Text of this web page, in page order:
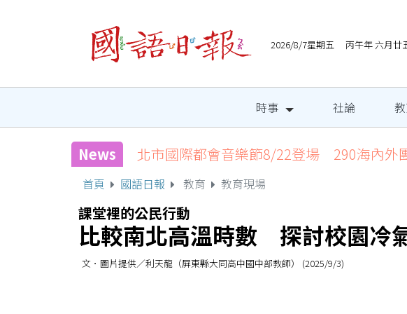
2026/8/7星期五 丙午年 六月廿
時事 社論
News 北市國際都會音樂節8/22登場 290海內外
首頁 國語日報 教育 教育現場
課堂裡的公民行動
比較南北高溫時數 探討校園冷
文．圖片提供／利天龍（屏東縣大同高中國中部教師） (2025/9/3)